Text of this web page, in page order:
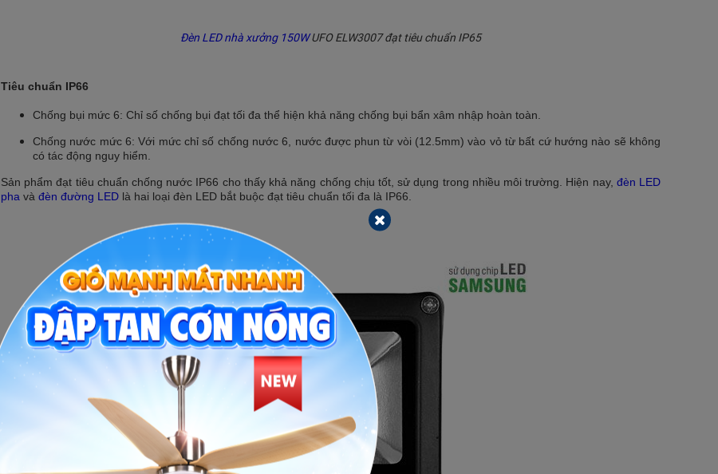
Đèn LED nhà xưởng 150WUFO ELW3007 đạt tiêu chuẩn IP65
Tiêu chuẩn IP66
Chống bụi mức 6: Chỉ số chống bụi đạt tối đa thể hiện khả năng chống bụi bẩn xâm nhập hoàn toàn.
Chống nước mức 6: Với mức chỉ số chống nước 6, nước được phun từ vòi (12.5mm) vào vỏ từ bất cứ hướng nào sẽ không
có tác động nguy hiểm.
Sản phẩm đạt tiêu chuẩn chống nước IP66 cho thấy khả năng chống chịu tốt, sử dụng trong nhiều môi trường. Hiện nay, đèn LED
pha và đèn đường LED là hai loại đèn LED bắt buộc đạt tiêu chuẩn tối đa là IP66.